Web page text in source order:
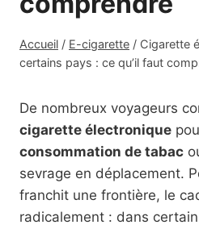
Accueil / E-cigarette / Cigarette
certains pays : ce qu’il faut
De nombreux voyageurs
cigarette électronique
consommation de tabac
sevrage en déplacement.
franchit une frontière, le
radicalement : dans